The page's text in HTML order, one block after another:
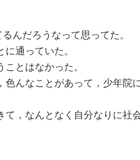
だろうなって思ってた。
通っていた。
とはなかった。
んなことがあって，少年院
，なんとなく自分なりに社